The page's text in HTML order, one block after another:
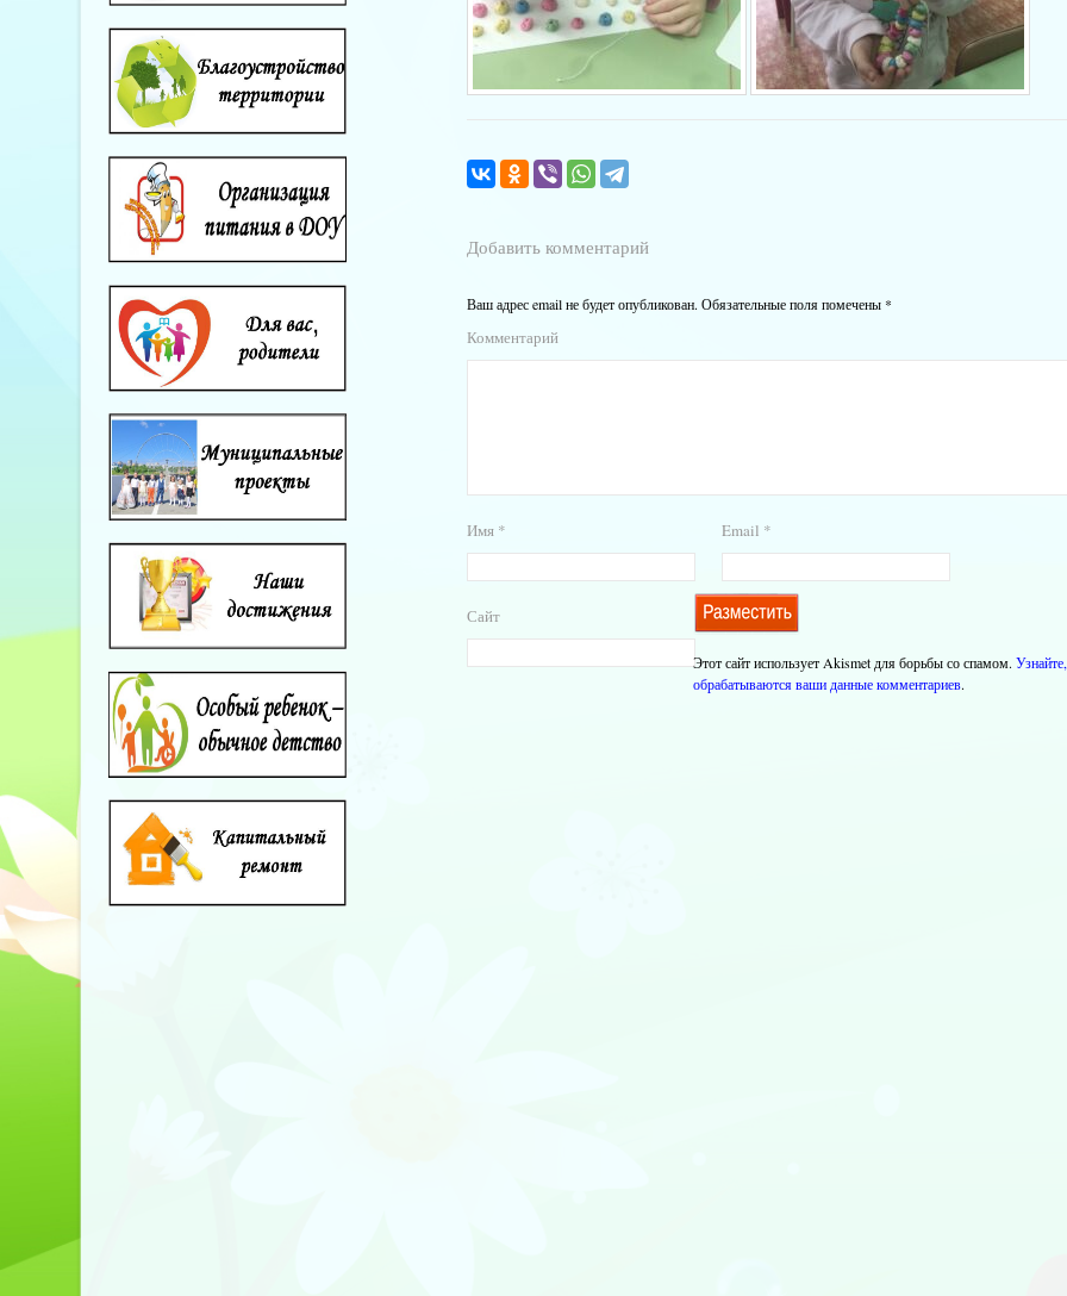
Добавить комментарий
Ваш адрес email не будет опубликован. Обязательные поля помечены *
Комментарий
Имя * Email *
Сайт
Этот сайт использует Akismet для борьбы со спамом.
обрабатываются ваши данные комментариев.